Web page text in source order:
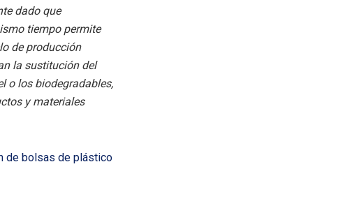
dado que
tiempo permite
de producción
la sustitución del
o los biodegradables,
y materiales
de bolsas de plástico